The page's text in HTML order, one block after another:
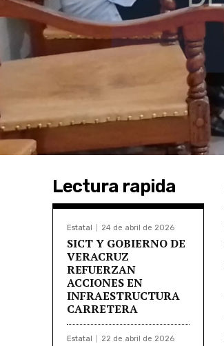
Lectura rapida
Estatal 24 de abril de 2026
SICT Y GOBIERNO DE
VERACRUZ
REFUERZAN
ACCIONES EN
INFRAESTRUCTURA
CARRETERA
Estatal 22 de abril de 2026